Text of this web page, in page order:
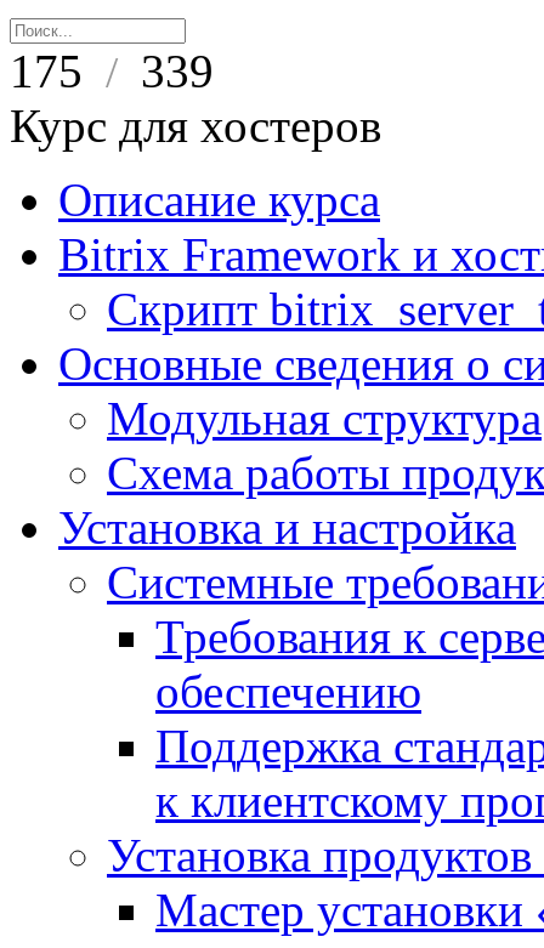
175 / 339
Курс для хостеров
Описание курса
Bitrix Framework и
Скрипт
Основные сведения о
Модульная структура
Схема работы
Установка и настройка
Системные
Требования к
обеспечению
Поддержка
к клиентскому
Установка
Мастер